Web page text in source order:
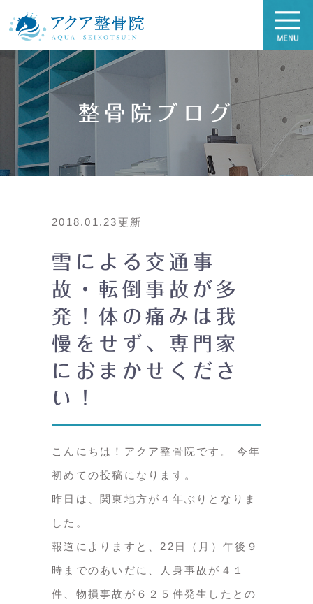
整骨院ブログ
2018.01.23更新
雪による交通事
故・転倒事故が多
発！体の痛みは我
慢をせず、専門家
におまかせくださ
い！
こんにちは！アクア整骨院です。 今年
初めての投稿になります。
昨日は、関東地方が４年ぶりとなりま
した。
報道によりますと、22日（月）午後９
時までのあいだに、人身事故が４１
件、物損事故が６２５件発生したとの